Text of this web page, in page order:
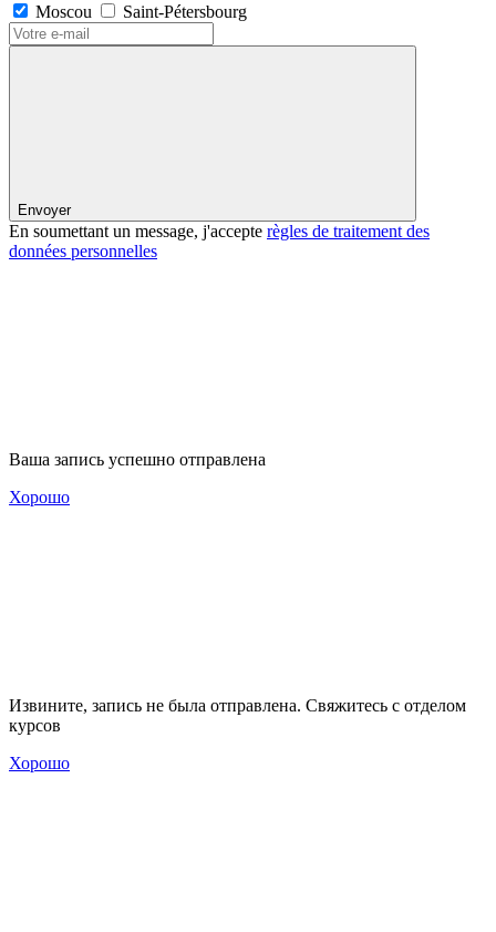
Moscou Saint-Pétersbourg
Envoyer
En soumettant un message, j'accepte règles de traitement des
données personnelles
Ваша запись успешно отправлена
Хорошо
Извините, запись не была отправлена. Свяжитесь с отделом
курсов
Хорошо